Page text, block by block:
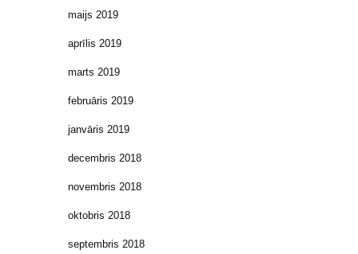
maijs 2019
aprīlis 2019
marts 2019
februāris 2019
janvāris 2019
decembris 2018
novembris 2018
oktobris 2018
septembris 2018